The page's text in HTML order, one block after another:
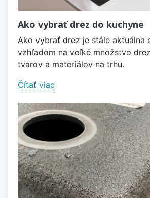
Ako vybrať drez do kuchyne
Ako vybrať drez je stále aktuálna
vzhľadom na veľké množstvo
tvarov a materiálov na trhu.
Čítať viac